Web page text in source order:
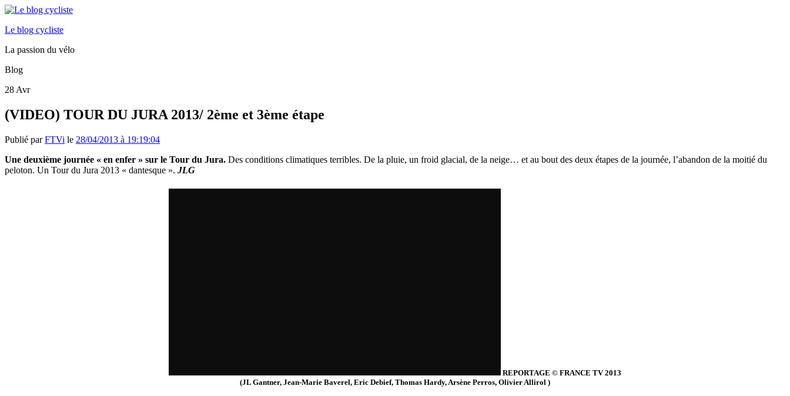
Le blog cycliste
La passion du vélo
Blog
28 Avr
(VIDEO) TOUR DU JURA 2013/ 2ème et 3ème étape
Publié parFTVi le 28/04/2013 à 19:19:04
Une deuxième journée « en enfer » sur le Tour du Jura. Des conditions climatiques terribles. De la pluie, un froid glacial, de la neige… et au bout des deux étapes de la journée, l’abandon de la moitié du
peloton. Un Tour du Jura 2013 « dantesque ». JLG
REPORTAGE © FRANCE TV 2013
(JL Gantner, Jean-Marie Baverel, Eric Debief, Thomas Hardy, Arsène Perros, Olivier Allirol )